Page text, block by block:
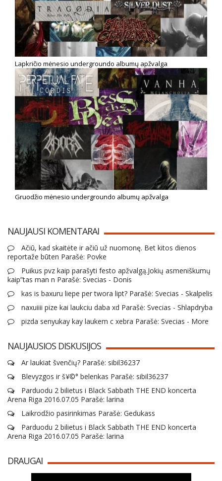
Lapkričio mėnesio undergroundo albumų apžvalga
Gruodžio mėnesio undergroundo albumų apžvalga
NAUJAUSI KOMENTARAI
Ačiū, kad skaitėte ir ačiū už nuomonę. Bet kitos dienos
reportaže būten Parašė: Povke
Puikus pvz kaip parašyti festo apžvalgą.Jokių asmeniškumų
kaip”tas man n Parašė: Svecias - Donis
kas is baxuru liepe per twora lipt? Parašė: Svecias - Skalpelis
naxuiiii pize kai laukciu daba xd Parašė: Svecias - Shlapdryba
pizda senyukay kay laukem c xebra Parašė: Svecias - More
NAUJAUSIOS DISKUSIJOS
Ar laukiat švenčių? Parašė: sibil36237
Blevyzgos ir š¥©° belenkas Parašė: sibil36237
Parduodu 2 bilietus i Black Sabbath THE END koncerta
Arena Riga 2016.07.05 Parašė: larina
Laikrodžio pasirinkimas Parašė: Gedukass
Parduodu 2 bilietus i Black Sabbath THE END koncerta
Arena Riga 2016.07.05 Parašė: larina
DRAUGAI